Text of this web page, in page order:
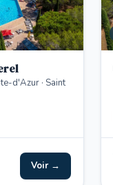
d'Azur · Saint
Voir →